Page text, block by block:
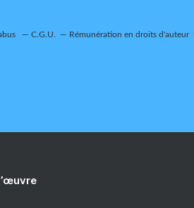
C.G.U. Rémunération en droits d'auteur